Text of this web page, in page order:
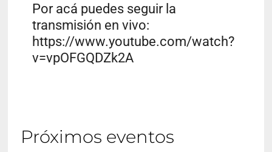
Por acá puedes seguir la
transmisión en vivo:
https://www.youtube.com/watch?
v=vpOFGQDZk2A
Próximos eventos